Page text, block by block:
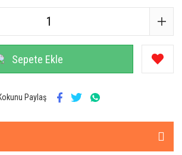
Sepete Ekle
Paylaş